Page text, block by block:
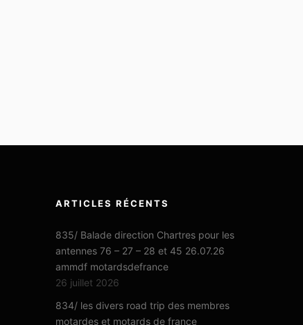
ARTICLES RÉCENTS
835/ Balade direction Chartres pour les
antennes 76 – 27 – 28 et 45 26.07.26
ammdf motardsdefrance
26 juillet 2026
834/ les divers road trip des membres
motardes et motards de france